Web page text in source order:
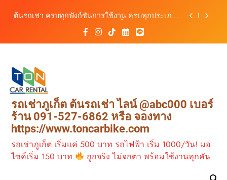
ต้นรถเช่า ครบทุกฟังก์ชันการใช้งาน ครบทุกประเภท
เช่ารถไฟฟ้าร้านต้นรถเช่า ทางเลือกใหม่ของการ
เที่ยวภูเก็ต ขับเงียบ ประหยัด และทันสมัย
เดินทางสะดวกทุกเส้นทาง
เช่ารถมอเตอร์ไซค์ภูเก็ต กับต้นรถเช่า เดินทาง
สะดวก ราคาประหยัด เริ่มต้นเพียง 150 บาท/วัน
ต้นรถเช่า ครบทุกฟังก์ชันการใช้งาน ครบทุกประเภท
รถ ตอบโจทย์ทุกการเดินทางในภูเก็ต
เช่ารถไฟฟ้าร้านต้นรถเช่า ทางเลือกใหม่ของการ
เที่ยวภูเก็ต ขับเงียบ ประหยัด และทันสมัย
รถเช่าภูเก็ต ต้นรถเช่า ไลน์ @abc000 เบอร์
ร้าน 091-527-6862 หรือ จองทาง
https://www.toncarbike.com
รถเช่าภูเก็ต เริ่มแค่ 500 บาท รถไฟฟ้า เริ่ม 1000/วัน! มอ
ไซค์เริ่ม 150 บาท
ถูกจริง ไม่จกตา พร้อมใช้งานทุกคัน